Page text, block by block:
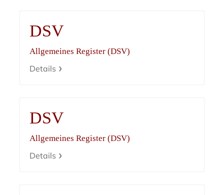
DSV
Allgemeines Register (DSV)
Details
DSV
Allgemeines Register (DSV)
Details